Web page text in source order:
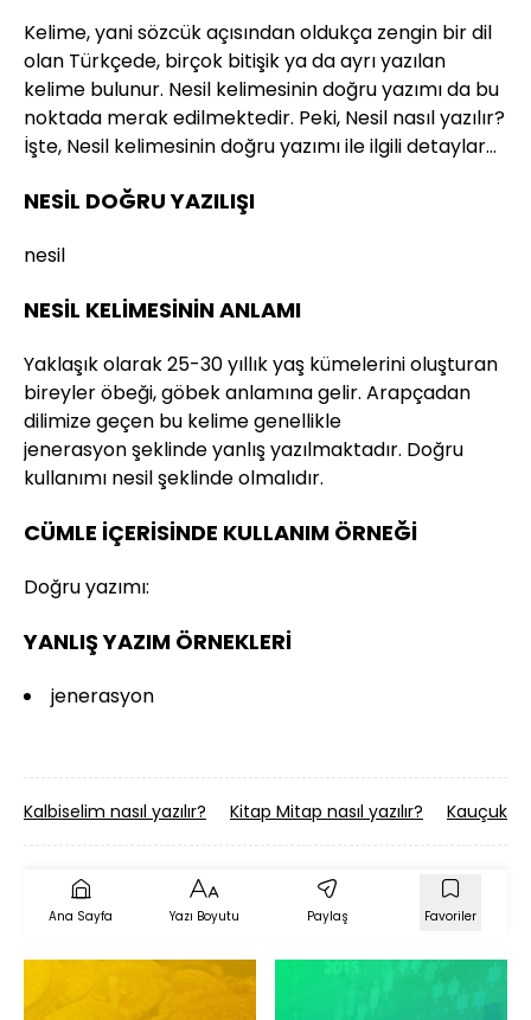
Kelime, yani sözcük açısından oldukça zengin bir dil
olan Türkçede, birçok bitişik ya da ayrı yazılan
kelime bulunur. Nesil kelimesinin doğru yazımı da bu
noktada merak edilmektedir. Peki, Nesil nasıl yazılır?
İşte, Nesil kelimesinin doğru yazımı ile ilgili detaylar…
NESİL DOĞRU YAZILIŞI
nesil
NESİL KELİMESİNİN ANLAMI
Yaklaşık olarak 25-30 yıllık yaş kümelerini oluşturan
bireyler öbeği, göbek anlamına gelir. Arapçadan
dilimize geçen bu kelime genellikle
jenerasyon şeklinde yanlış yazılmaktadır. Doğru
kullanımı nesil şeklinde olmalıdır.
CÜMLE İÇERİSİNDE KULLANIM ÖRNEĞİ
Doğru yazımı:
YANLIŞ YAZIM ÖRNEKLERİ
jenerasyon
Kalbiselim nasıl yazılır? Kitap Mitap nasıl yazılır? Kauçuk
Ana Sayfa Yazı Boyutu Paylaş Favoriler